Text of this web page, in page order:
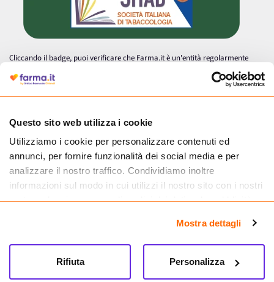
Questo sito web utilizza i cookie
Utilizziamo i cookie per personalizzare contenuti ed
annunci, per fornire funzionalità dei social media e per
analizzare il nostro traffico. Condividiamo inoltre
informazioni sul modo in cui utilizzi il nostro sito con i nostri
partner che si occupano di analisi dei dati web, pubblicità e
informazioni che hai fornito loro o che hanno raccolto dal
tuo utilizzo dei loro servizi.
Mostra dettagli
Personalizza
Rifiuta
Cliccando il badge, puoi verificare che Farma.it è un'entità regolarmente
autorizzata dal Ministero della Salute a effettuare la vendita online di
medicinali.
Farma.it S.a.s. P. IVA 07417261216 REA: NA-884088